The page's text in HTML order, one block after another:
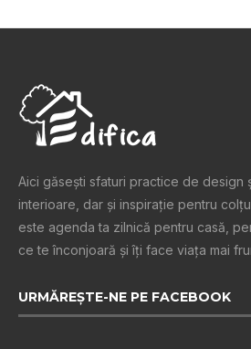
Aici găsești sfaturi practice de design
interioare, dar și inspiraţie pentru
este agenda ta zilnică pentru casă,
ce te înconjoară şi îţi face viaţa mai
URMĂREȘTE-NE PE FACEBOOK